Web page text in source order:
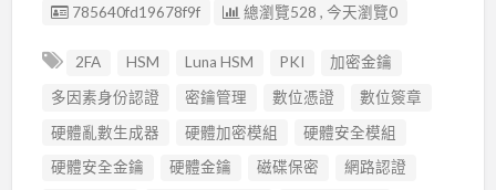
廣告编號
785640fd19678f9f 總瀏覽528 , 今天瀏覽0
2FA HSM Luna HSM PKI
加密金鑰
多因素身份認證
密鑰管理 數位憑證
數位簽章
硬體亂數生成器
硬體加密模組
硬體安全模組
硬體安全金鑰
硬體金鑰 磁碟保密
網路認證